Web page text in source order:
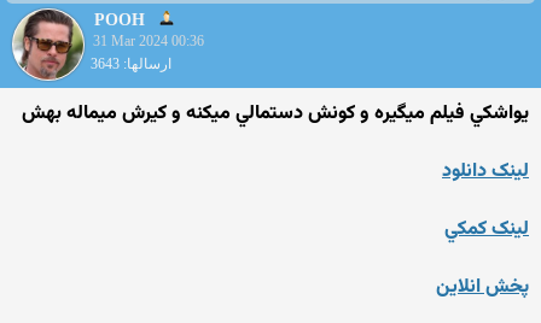
POOH
31 Mar 2024 00:36
ارسالها: 3643
يواشکي فيلم ميگيره و کونش دستمالي ميکنه و کيرش ميماله بهش
لينک دانلود
لينک کمکي
پخش انلاين